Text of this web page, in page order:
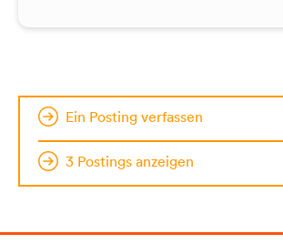
Ein Posting verfassen
3 Postings anzeigen